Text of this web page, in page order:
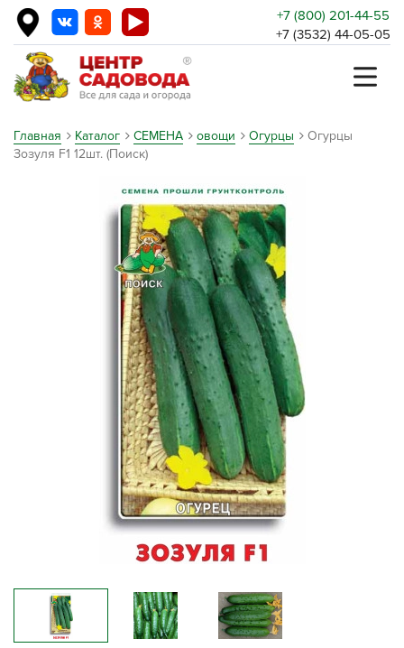
+7 (800) 201-44-55
+7 (3532) 44-05-05
Главная Каталог СЕМЕНА овощи Огурцы
Огурцы
Зозуля F1 12шт. (Поиск)